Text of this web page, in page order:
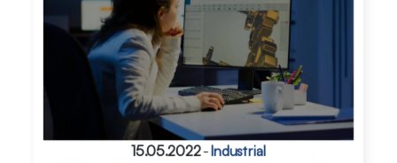
15.05.2022-Industrial